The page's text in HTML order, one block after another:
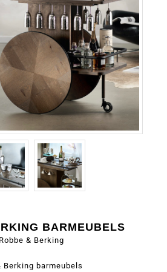
BARMEUBELS
& Berking
Berking barmeubels